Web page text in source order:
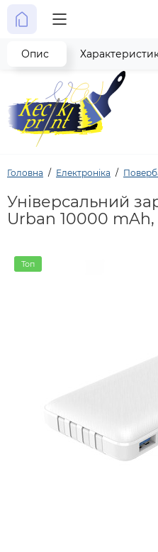
Головна Електроніка
Універсальний
Urban 10000 mAh,
Топ
Опис